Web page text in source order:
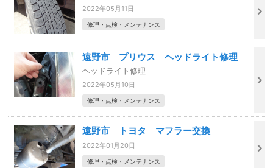
2022年05月11日
修理・点検・メンテナンス
遠野市 プリウス ヘッドライト修理
ヘッドライト修理
2022年05月10日
修理・点検・メンテナンス
遠野市 トヨタ マフラー交換
2022年01月20日
修理・点検・メンテナンス